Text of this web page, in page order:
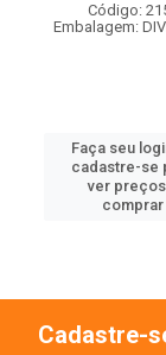
Código:
Embalagem:
Faça seu
cadastre-se
ver
comprar
Cadastre-